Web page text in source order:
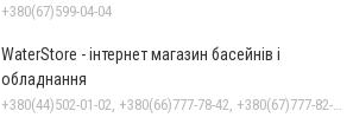
+380(67)599-04-04
WaterStore - інтернет магазин басейнів і
обладнання